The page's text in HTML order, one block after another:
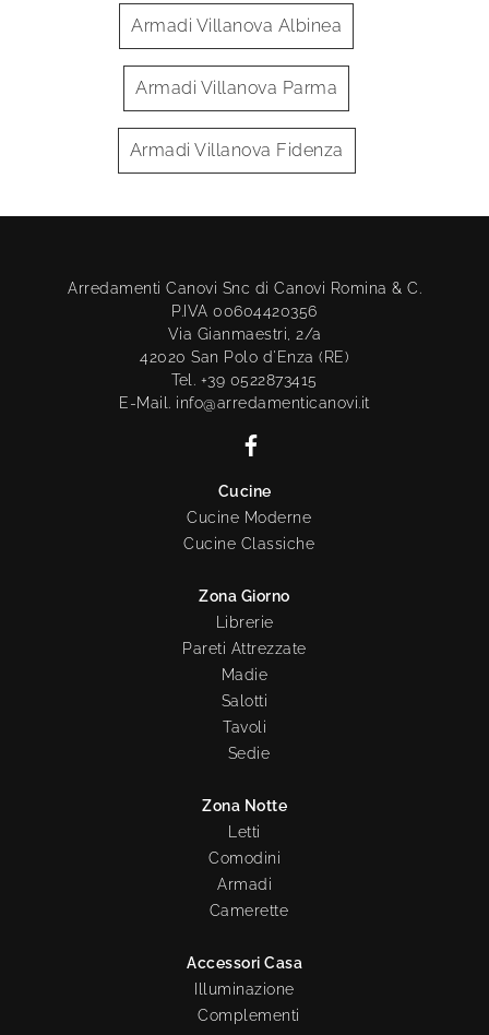
Armadi Villanova Albinea
Armadi Villanova Parma
Armadi Villanova Fidenza
Arredamenti Canovi Snc di Canovi Romina & C.
P.IVA 00604420356
Via Gianmaestri, 2/a
42020 San Polo d'Enza (RE)
Tel. +39 0522873415
E-Mail. info@arredamenticanovi.it
Cucine
Cucine Moderne
Cucine Classiche
Zona Giorno
Librerie
Pareti Attrezzate
Madie
Salotti
Tavoli
Sedie
Zona Notte
Letti
Comodini
Armadi
Camerette
Accessori Casa
Illuminazione
Complementi